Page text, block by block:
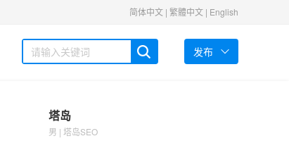
简体中文 | 繁體中文 | English
发布
塔岛
男 | 塔岛SEO